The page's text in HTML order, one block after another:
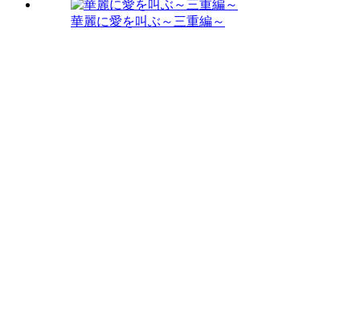
華麗に愛を叫ぶ～三重編～